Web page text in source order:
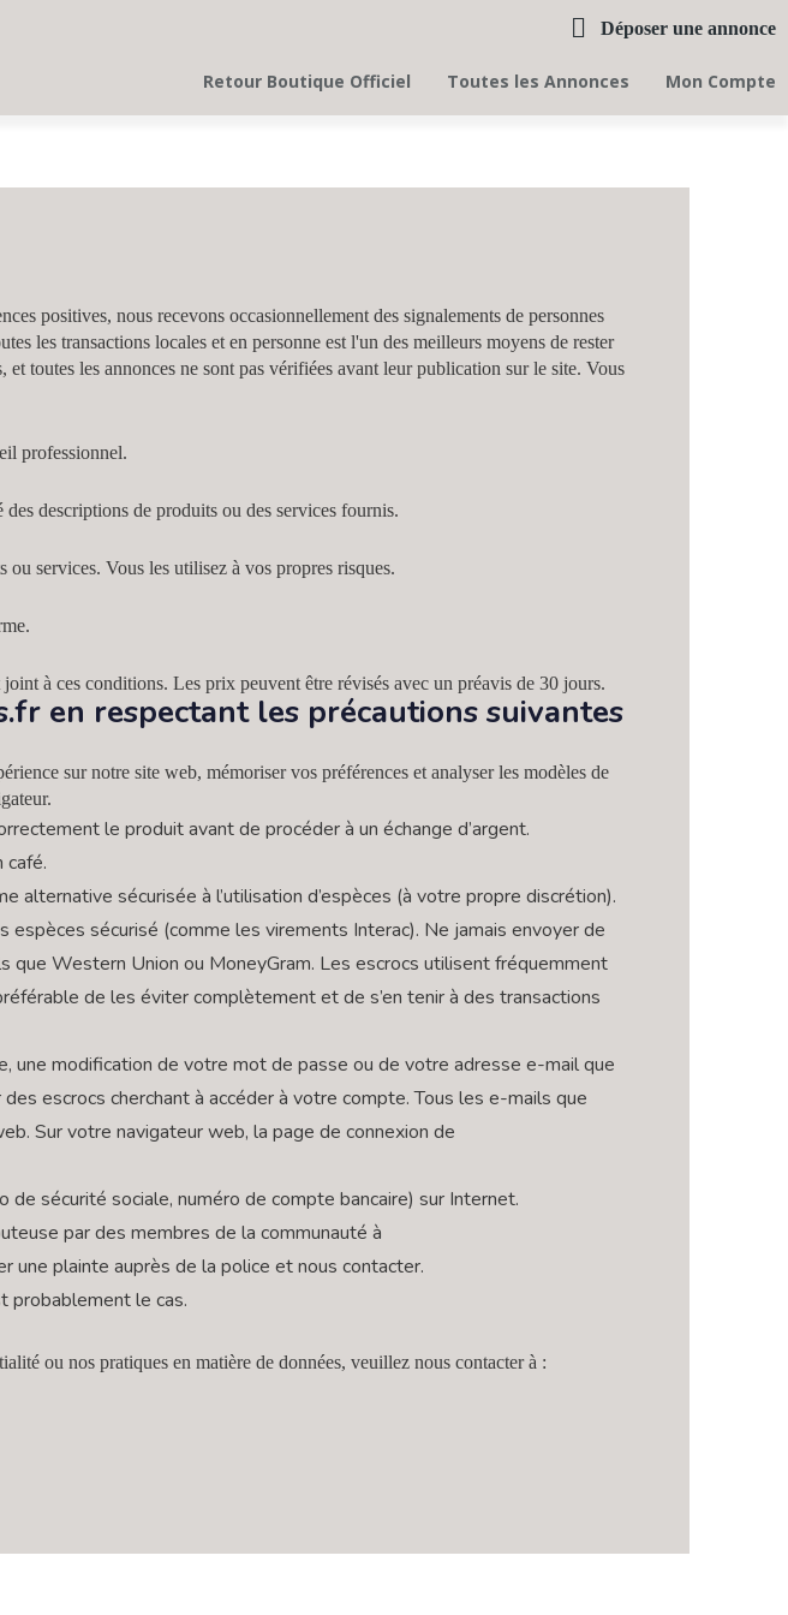
Déposer une annonce
Retour Boutique Officiel Toutes les Annonces Mon Compte
positives, nous recevons occasionnellement des signalements de personnes
les transactions locales et en personne est l'un des meilleurs moyens de rester
toutes les annonces ne sont pas vérifiées avant leur publication sur le site. Vous
professionnel.
descriptions de produits ou des services fournis.
services. Vous les utilisez à vos propres risques.
à ces conditions. Les prix peuvent être révisés avec un préavis de 30 jours.
en respectant les précautions suivantes
sur notre site web, mémoriser vos préférences et analyser les modèles de
le produit avant de procéder à un échange d’argent.
café.
alternative sécurisée à l’utilisation d’espèces (à votre propre discrétion).
sécurisé (comme les virements Interac). Ne jamais envoyer de
que Western Union ou MoneyGram. Les escrocs utilisent fréquemment
de les éviter complètement et de s’en tenir à des transactions
une modification de votre mot de passe ou de votre adresse e-mail que
escrocs cherchant à accéder à votre compte. Tous les e-mails que
Sur votre navigateur web, la page de connexion de
sécurité sociale, numéro de compte bancaire) sur Internet.
par des membres de la communauté à
une plainte auprès de la police et nous contacter.
probablement le cas.
ou nos pratiques en matière de données, veuillez nous contacter à :